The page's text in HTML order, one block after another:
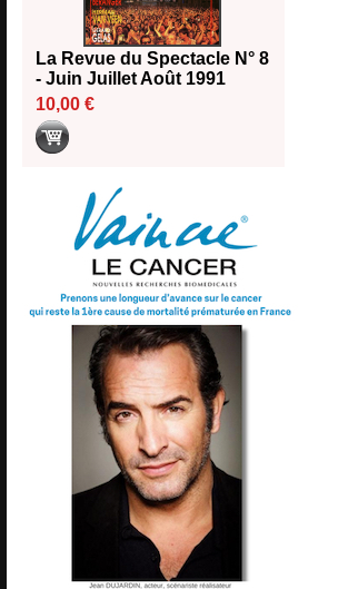
La Revue du Spectacle N° 8
- Juin Juillet Août 1991
10,00 €